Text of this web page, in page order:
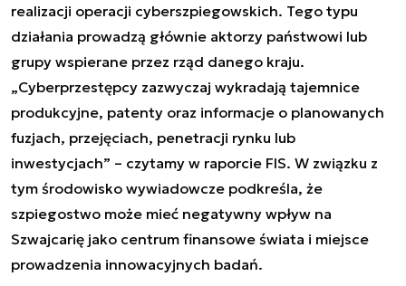
realizacji operacji cyberszpiegowskich. Tego typu
działania prowadzą głównie aktorzy państwowi lub
grupy wspierane przez rząd danego kraju.
„Cyberprzestępcy zazwyczaj wykradają tajemnice
produkcyjne, patenty oraz informacje o planowanych
fuzjach, przejęciach, penetracji rynku lub
inwestycjach” – czytamy w raporcie FIS. W związku z
tym środowisko wywiadowcze podkreśla, że
szpiegostwo może mieć negatywny wpływ na
Szwajcarię jako centrum finansowe świata i miejsce
prowadzenia innowacyjnych badań.